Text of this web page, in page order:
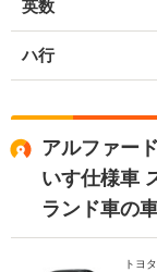
英数
ハ行
アルファー
いす仕様車
ランド車の
トヨタ